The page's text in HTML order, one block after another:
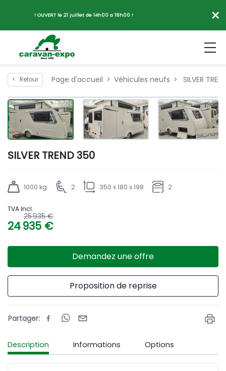
! OUVERT le 21 juillet de 14h00 a 18h00 ! ×
< Retour Page d'accueil Véhicules neufs SILVER
SILVER TREND 350
1000 kg 2 350 x 180 x 198 2
TVA Incl.
25 935 €
24 935 €
Demandez une offre
Proposition de reprise
Partager:
Description Informations Options